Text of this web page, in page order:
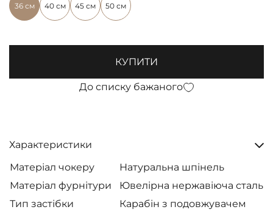
36 см 40 см 45 см 50 см
КУПИТИ
До списку бажаного
Характеристики
Матеріал чокеру
Натуральна шпінель
Матеріал фурнітури
Ювелірна нержавіюча сталь
Тип застібки
Карабін з подовжувачем